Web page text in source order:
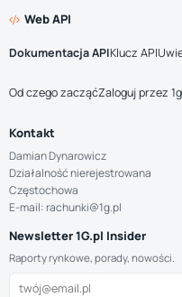
Web API
Dokumentacja APIKlucz API
Od czego zacząćZaloguj przez
Kontakt
Damian Dynarowicz
Działalność nierejestrowana
Częstochowa
E-mail: rachunki@1g.pl
Newsletter 1G.pl Insider
Raporty rynkowe, porady, nowości.